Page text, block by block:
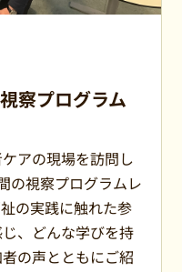
察プログラム
アの現場を訪問し
の視察プログラムレ
の実践に触れた参
、どんな学びを持
の声とともにご紹